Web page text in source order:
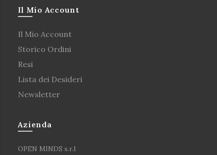
Il Mio Account
Il Mio Account
Storico Ordini
Resi
Lista dei Desideri
Newsletter
Azienda
OPEN MINDS s.r.l